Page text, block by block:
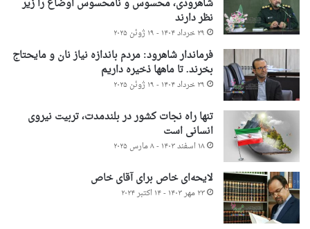
شاهرودی، محسوس و نامحسوس اوضاع را زیر
نظر دارند
۲۹ خرداد ۱۴۰۴ - ۱۹ ژوئن ۲۰۲۵
فرماندار شاهرود: مردم باندازه نیاز نان و مایحتاج
بخرند. تا ماهها ذخیره داریم
۲۹ خرداد ۱۴۰۴ - ۱۹ ژوئن ۲۰۲۵
تنها راه نجات کشور در بلندمدت، تربیت نیروی
انسانی است
۱۸ اسفند ۱۴۰۳ - ۸ مارس ۲۰۲۵
لایحه‌ای خاص برای آقای خاص
۲۳ مهر ۱۴۰۳ - ۱۴ اکتبر ۲۰۲۴